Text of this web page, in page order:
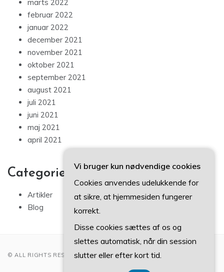
marts 2022
februar 2022
januar 2022
december 2021
november 2021
oktober 2021
september 2021
august 2021
juli 2021
juni 2021
maj 2021
april 2021
Categories
Artikler
Blog
© ALL RIGHTS RESERVED 2022
Vi bruger kun nødvendige cookies
Cookies anvendes udelukkende for
at sikre, at hjemmesiden fungerer
korrekt.
Disse cookies sættes af os og
slettes automatisk, når din session
slutter eller efter kort tid.